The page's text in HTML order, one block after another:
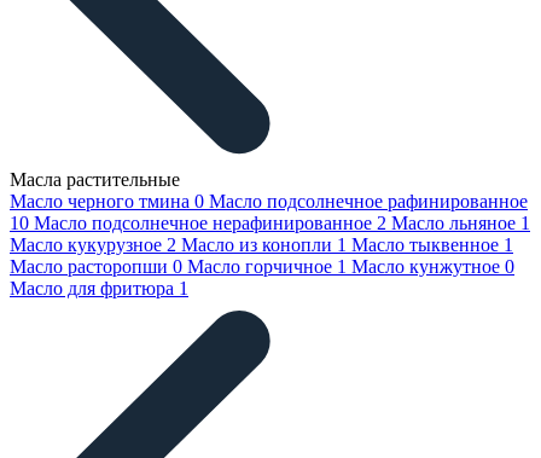
Масла растительные
Масло черного тмина 0 Масло подсолнечное рафинированное
10 Масло подсолнечное нерафинированное 2 Масло льняное 1
Масло кукурузное 2 Масло из конопли 1 Масло тыквенное 1
Масло расторопши 0 Масло горчичное 1 Масло кунжутное 0
Масло для фритюра 1